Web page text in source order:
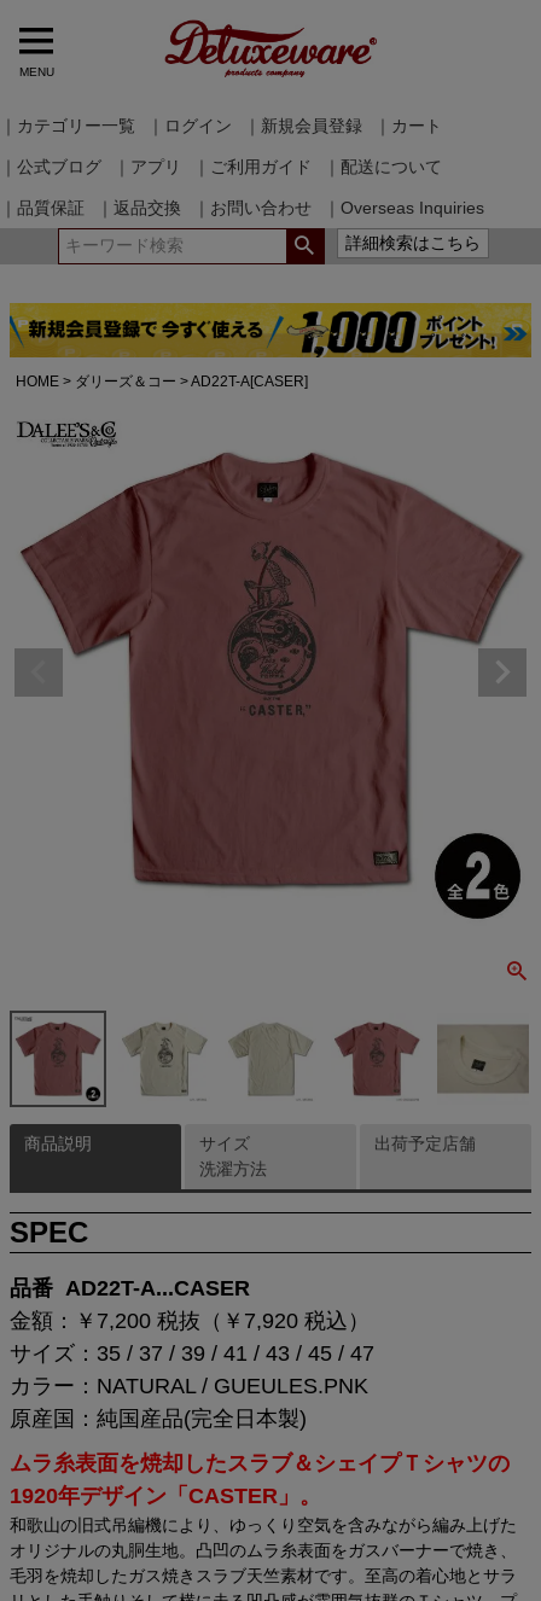
MENU
｜カテゴリー一覧 ｜ログイン ｜新規会員登録 ｜カート
｜公式ブログ ｜アプリ ｜ご利用ガイド ｜配送について
｜品質保証 ｜返品交換 ｜お問い合わせ
｜Overseas Inquiries
詳細検索はこちら
HOME ダリーズ＆コー AD22T-A[CASER]
商品説明
SPEC
品番 AD22T-A...CASER
金額：￥7,200 税抜（￥7,920 税込）
サイズ：35 / 37 / 39 / 41 / 43 / 45 / 47
カラー：NATURAL / GUEULES.PNK
原産国：純国産品(完全日本製)
ムラ糸表面を焼却したスラブ＆シェイプＴシャツの
1920年デザイン「CASTER」。
和歌山の旧式吊編機により、ゆっくり空気を含みながら編み上げた
オリジナルの丸胴生地。凸凹のムラ糸表面をガスバーナーで焼き、
毛羽を焼却したガス焼きスラブ天竺素材です。至高の着心地とサラ
サイズ
洗濯方法
出荷予定店舗